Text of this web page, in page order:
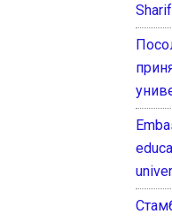
Sharif